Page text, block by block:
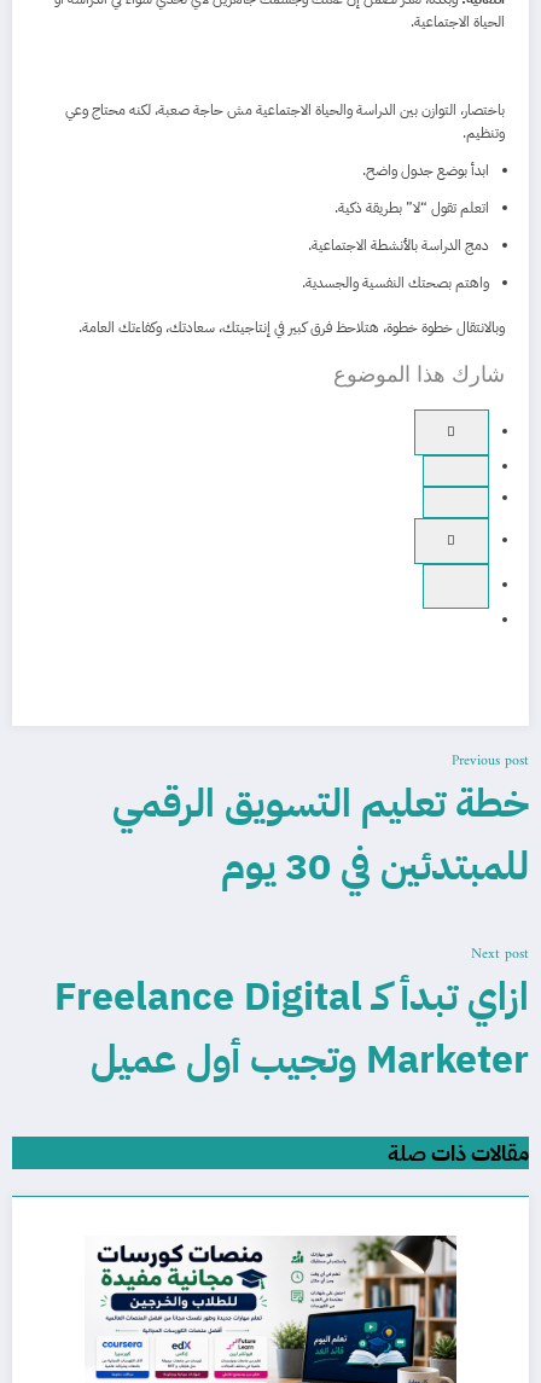
الحياة الاجتماعية.
باختصار، التوازن بين الدراسة والحياة الاجتماعية مش حاجة صعبة، لكنه محتاج وعي
وتنظيم.
ابدأ بوضع جدول واضح.
اتعلم تقول “لا” بطريقة ذكية.
دمج الدراسة بالأنشطة الاجتماعية.
واهتم بصحتك النفسية والجسدية.
وبالانتقال خطوة خطوة، هتلاحظ فرق كبير في إنتاجيتك، سعادتك، وكفاءتك العامة.
شارك هذا الموضوع
Previous post
خطة تعليم التسويق الرقمي
للمبتدئين في 30 يوم
Next post
ازاي تبدأ كـ Freelance Digital
Marketer وتجيب أول عميل
مقالات ذات صلة